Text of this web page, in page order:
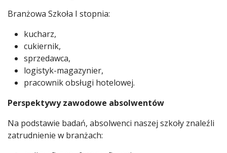
Branżowa Szkoła I stopnia:
kucharz,
cukiernik,
sprzedawca,
logistyk-magazynier,
pracownik obsługi hotelowej.
Perspektywy zawodowe absolwentów
Na podstawie badań, absolwenci naszej szkoły znaleźli
zatrudnienie w branżach: